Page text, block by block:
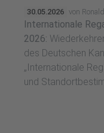
30.05.2026 von
Internationale
2026:
des Deutschen
„Internationale
und